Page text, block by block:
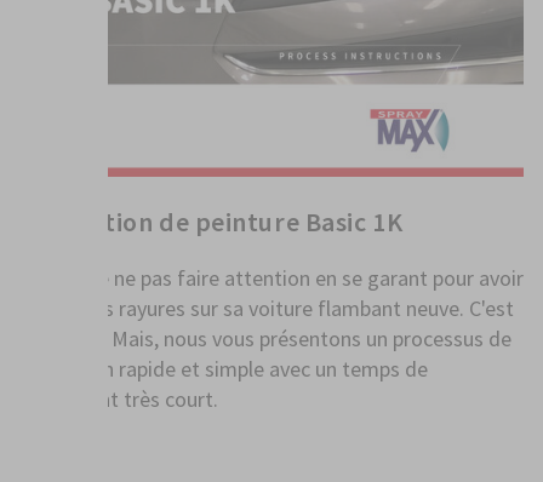
Réparation de peinture Basic 1K
Il suffit de ne pas faire attention en se garant pour avoir
de vilaines rayures sur sa voiture flambant neuve. C'est
agaçant ! Mais, nous vous présentons un processus de
réparation rapide et simple avec un temps de
traitement très court.